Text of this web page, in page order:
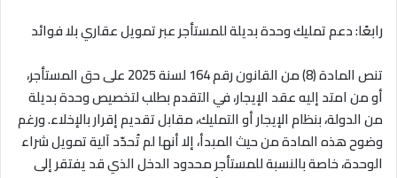
رابعًا: دعم تمليك وحدة بديلة للمستأجر عبر تمويل عقاري بلا فوائد
تنص المادة (8) من القانون رقم 164 لسنة 2025 على حق المستأجر،
أو من امتد إليه عقد الإيجار، في التقدم بطلب لتخصيص وحدة بديلة
من الدولة، بنظام الإيجار أو التمليك، مقابل تقديم إقرار بالإخلاء. ورغم
وضوح هذه المادة من حيث المبدأ، إلا أنها لم تُحدّد آلية تمويل شراء
الوحدة، خاصة بالنسبة للمستأجر محدود الدخل الذي قد يفتقر إلى